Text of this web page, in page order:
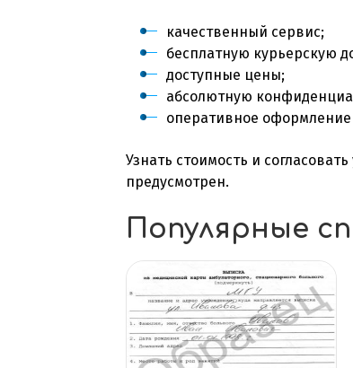
качественный сервис;
бесплатную курьерскую
доступные цены;
абсолютную
оперативное оформление
Узнать стоимость и
предусмотрен.
Популярные